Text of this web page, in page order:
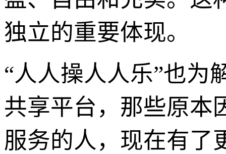
独立的重要体现。
“人人操人人乐”也为
共享平台，那些原本
服务的人，现在有了